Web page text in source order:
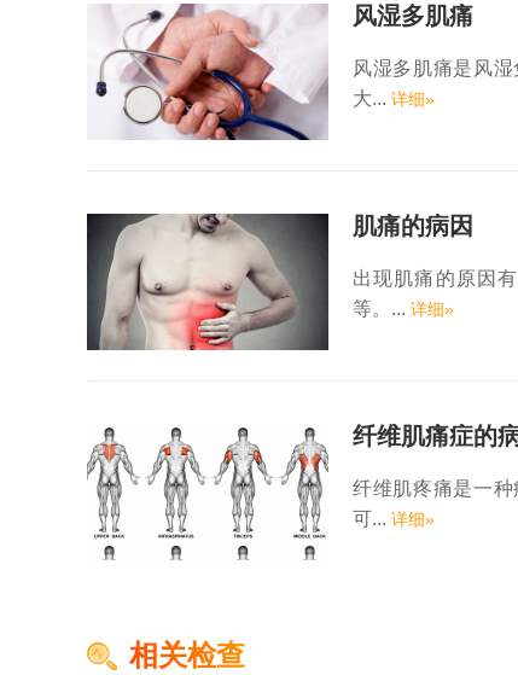
风湿多肌痛
风湿多肌痛是风
大... 详细»
肌痛的病因
出现肌痛的原因
等。... 详细»
纤维肌痛症的
纤维肌疼痛是一
可... 详细»
相关检查